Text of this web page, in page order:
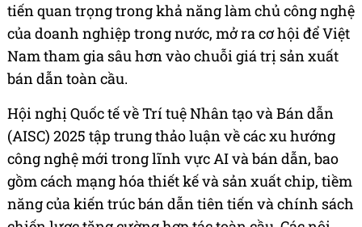
tiến quan trọng trong khả năng làm chủ công nghệ
của doanh nghiệp trong nước, mở ra cơ hội để Việt
Nam tham gia sâu hơn vào chuỗi giá trị sản xuất
bán dẫn toàn cầu.
Hội nghị Quốc tế về Trí tuệ Nhân tạo và Bán dẫn
(AISC) 2025 tập trung thảo luận về các xu hướng
công nghệ mới trong lĩnh vực AI và bán dẫn, bao
gồm cách mạng hóa thiết kế và sản xuất chip, tiềm
năng của kiến trúc bán dẫn tiên tiến và chính sách